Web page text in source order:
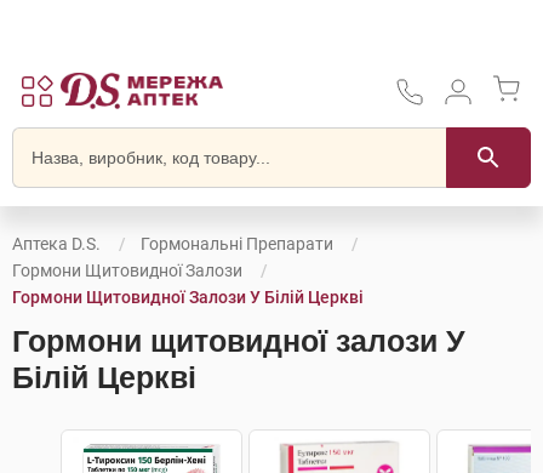
Аптека D.S.
Гормональні Препарати
Гормони Щитовидної Залози
Гормони Щитовидної Залози У Білій Церкві
Гормони щитовидної залози У
Білій Церкві